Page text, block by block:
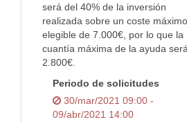
será del 40% de la inversión
realizada sobre un coste máximo
elegible de 7.000€, por lo que la
cuantía máxima de la ayuda
2.800€.
Periodo de solicitudes
30/mar/2021 09:00 -
09/abr/2021 14:00